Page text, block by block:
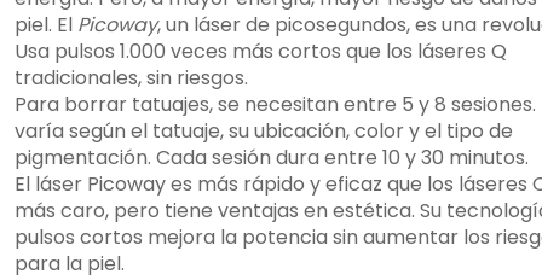
piel. El Picoway, un láser de picosegundos, es una
Usa pulsos 1.000 veces más cortos que los láseres Q
tradicionales, sin riesgos.
Para borrar tatuajes, se necesitan entre 5 y 8 sesiones.
varía según el tatuaje, su ubicación, color y el tipo de
pigmentación. Cada sesión dura entre 10 y 30 minutos.
El láser Picoway es más rápido y eficaz que los láseres
más caro, pero tiene ventajas en estética. Su
pulsos cortos mejora la potencia sin aumentar los
para la piel.